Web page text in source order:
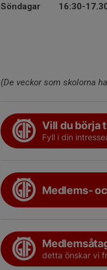
Söndagar 16:30-
(De veckor som skolorna
Vill du börja
Fyll i din
Medlems-
detta önskar vi